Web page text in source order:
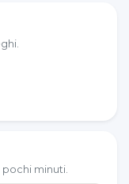
pochi minuti.